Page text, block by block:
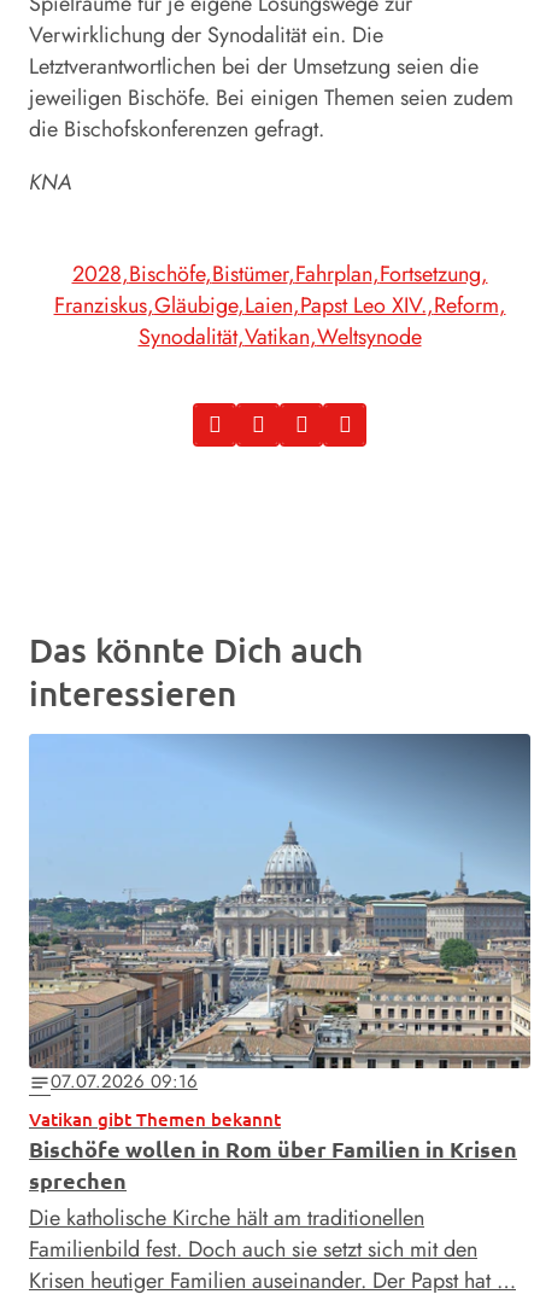
Verwirklichung der Synodalität ein. Die
Letztverantwortlichen bei der Umsetzung seien die
jeweiligen Bischöfe. Bei einigen Themen seien zudem
die Bischofskonferenzen gefragt.
KNA
2028 Bischöfe Bistümer Fahrplan Fortsetzung
Franziskus Gläubige Laien Papst Leo XIV. Reform
Synodalität Vatikan Weltsynode
Das könnte Dich auch
interessieren
notes07.07.2026 09:16
Vatikan gibt Themen bekannt
Bischöfe wollen in Rom über Familien in Krisen
sprechen
Die katholische Kirche hält am traditionellen
Familienbild fest. Doch auch sie setzt sich mit den
Krisen heutiger Familien auseinander. Der Papst hat …